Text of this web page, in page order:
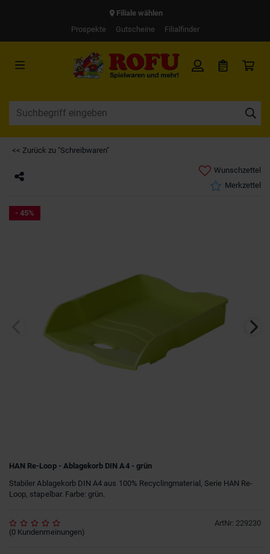
Filiale wählen
Prospekte
Gutscheine Filialfinder
<< Zurück zu "Schreibwaren"
Wunschzettel
Merkzettel
- 45%
HAN Re-Loop - Ablagekorb DIN A4 - grün
Stabiler Ablagekorb DIN A4 aus 100% Recyclingmaterial, Serie HAN Re-
Loop, stapelbar. Farbe: grün.
ArtNr: 229230
(0 Kundenmeinungen)